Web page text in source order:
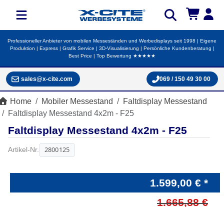
Professioneller Anbieter von mobilen Messeständen und Werbedisplays seit 1998 | Eigene
Produktion | Express | Grafik Service | 3D-Visualisierung | Persönliche Kundenberatung |
Best Price | Top Bewertung ★★★★★
sales@x-cite.com 069 / 150 49 30 00
Home Mobiler Messestand
Faltdisplay Messestand
Faltdisplay Messestand 4x2m - F25
Faltdisplay Messestand 4x2m - F25
Artikel-Nr. 2800125
1.599,00 € *
1.665,88 €